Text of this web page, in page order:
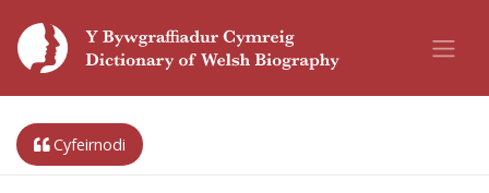
Cyfeirnodi